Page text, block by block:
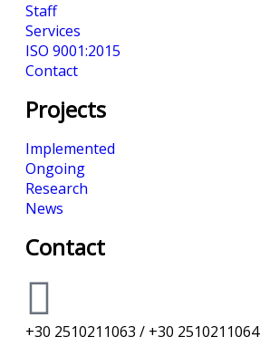
Staff
Services
ISO 9001:2015
Contact
Projects
Implemented
Ongoing
Research
News
Contact
+30 2510211063 / +30 2510211064